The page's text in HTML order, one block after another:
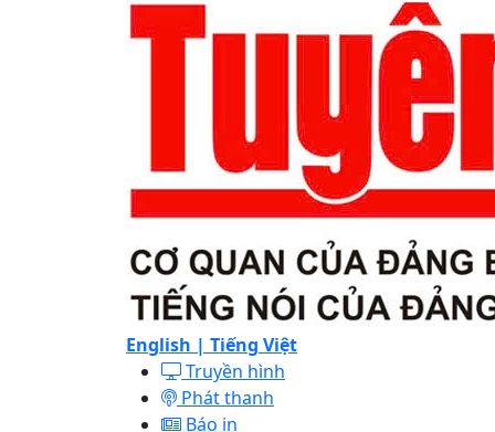
English | Tiếng Việt
Truyền hình
Phát thanh
Báo in